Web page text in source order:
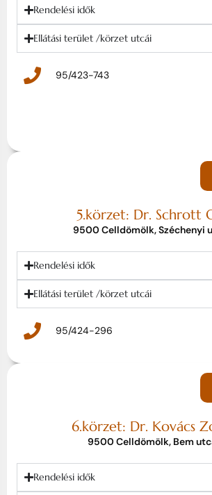
Rendelési idők
Ellátási terület /körzet utcái
95/423-743
5.körzet: Dr. Schrott
9500 Celldömölk, Széchenyi
Rendelési idők
Ellátási terület /körzet utcái
95/424-296
6.körzet: Dr. Kovács
9500 Celldömölk, Bem
Rendelési idők